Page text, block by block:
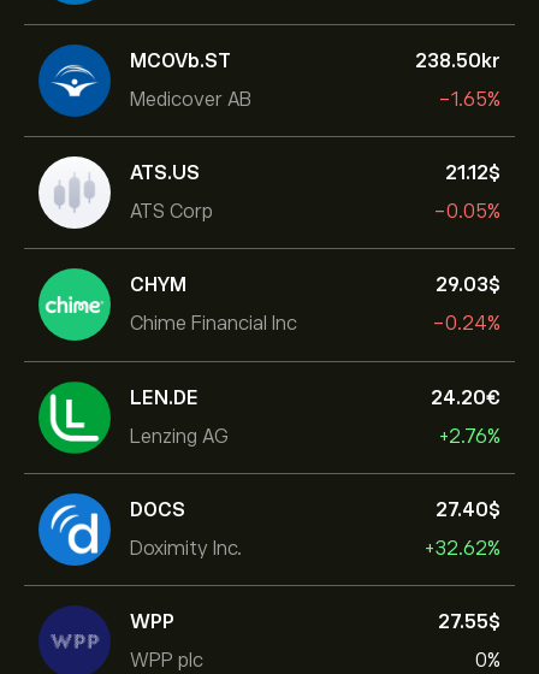
MCOVb.ST
Medicover AB
238.50‎kr‎
-1.65%
ATS.US
ATS Corp
21.12‎$‎
-0.05%
CHYM
Chime Financial Inc
29.03‎$‎
-0.24%
LEN.DE
Lenzing AG
24.20‎€‎
+2.76%
DOCS
Doximity Inc.
27.40‎$‎
+32.62%
WPP
WPP plc
27.55‎$‎
0%